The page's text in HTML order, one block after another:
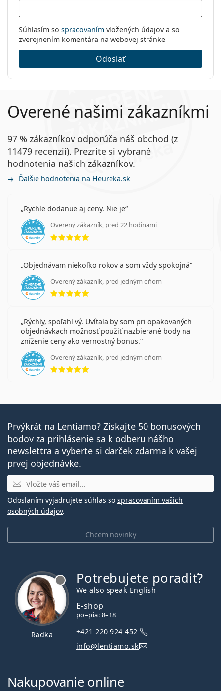
Súhlasím so spracovaním vložených údajov a so
zverejnením komentára na webovej stránke
Odoslať
Overené našimi zákazníkmi
97 % zákazníkov odporúča náš obchod (z
11479 recenzií). Prezrite si vybrané
hodnotenia našich zákazníkov.
Ďalšie hodnotenia na Heureka.sk
Rychle dodanue aj ceny. Nie je
Overený zákazník, pred 22 hodinami
hodnotenie 5 z 5
Objednávam niekoľko rokov a som vždy spokojná
Overený zákazník, pred jedným dňom
hodnotenie 5 z 5
Rýchly, spoľahlivý. Uvítala by som pri opakovaných
objednávkach možnosť použiť nazbierané body na
zníženie ceny ako vernostný bonus.
Overený zákazník, pred jedným dňom
hodnotenie 5 z 5
Prvýkrát na Lentiamo? Získajte 50 bonusových
bodov za prihlásenie sa k odberu nášho
newslettra a vyberte si darček zdarma k vašej
prvej objednávke.
E-mail
Chcem novinky
Odoslaním vyjadrujete súhlas so spracovaním vašich
osobných údajov.
Radka
Potrebujete poradiť?
We also speak English
E-shop
po–pia: 8–18
+421 220 924 452
info@lentiamo.sk
Nakupovanie online